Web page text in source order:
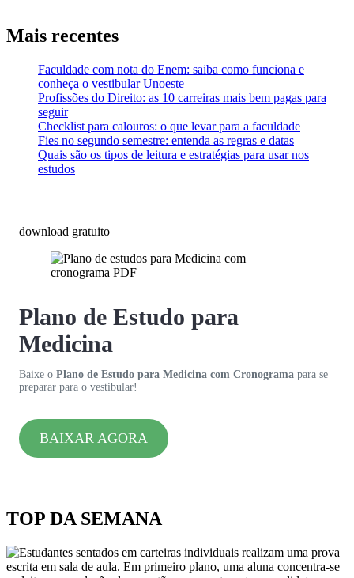
Mais recentes
Faculdade com nota do Enem: saiba como funciona e
conheça o vestibular Unoeste
Profissões do Direito: as 10 carreiras mais bem pagas para
seguir
Checklist para calouros: o que levar para a faculdade
Fies no segundo semestre: entenda as regras e datas
Quais são os tipos de leitura e estratégias para usar nos
estudos
download gratuito
Plano de Estudo para
Medicina
Baixe o Plano de Estudo para Medicina com Cronograma para se
preparar para o vestibular!
BAIXAR AGORA
TOP DA SEMANA